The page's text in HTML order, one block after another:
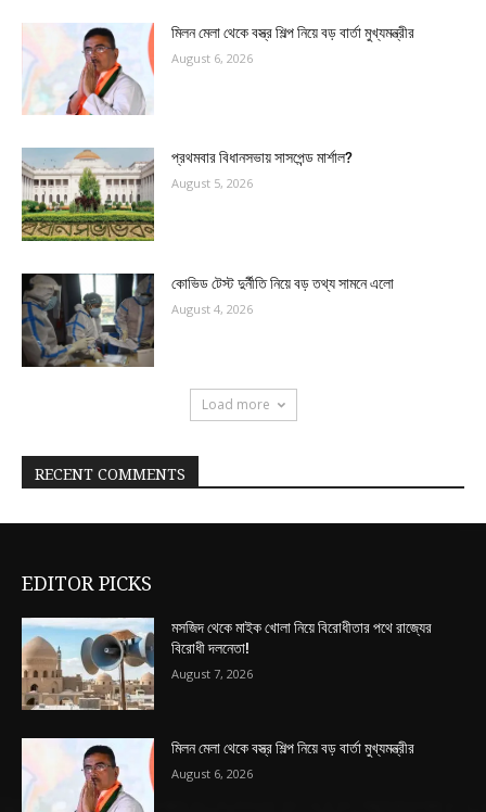
মিলন মেলা থেকে বস্ত্র শিল্প নিয়ে বড় বার্তা মুখ্যমন্ত্রীর
August 6, 2026
প্রথমবার বিধানসভায় সাসপেন্ড মার্শাল?
August 5, 2026
কোভিড টেস্ট দুর্নীতি নিয়ে বড় তথ্য সামনে এলো
August 4, 2026
Load more
RECENT COMMENTS
EDITOR PICKS
মসজিদ থেকে মাইক খোলা নিয়ে বিরোধীতার পথে রাজ্যের
বিরোধী দলনেতা!
August 7, 2026
মিলন মেলা থেকে বস্ত্র শিল্প নিয়ে বড় বার্তা মুখ্যমন্ত্রীর
August 6, 2026